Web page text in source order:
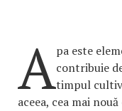
Apa este
contribuie
timpul
aceea, cea mai